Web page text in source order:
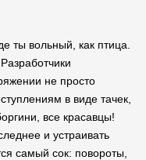
ты вольный, как птица.
не просто
в виде тачек,
все красавцы!
и устраивать
самый сок: повороты,